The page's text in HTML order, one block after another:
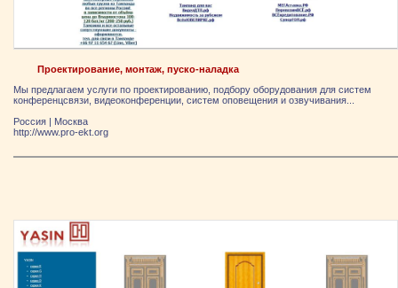
Проектирование, монтаж, пуско-наладка
Мы предлагаем услуги по проектированию, подбору оборудования для систем
конференцсвязи, видеоконференции, систем оповещения и озвучивания...
Россия | Москва
http://www.pro-ekt.org